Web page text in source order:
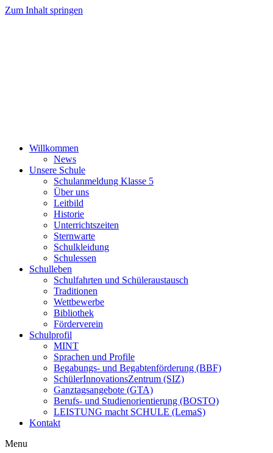
Zum Inhalt springen
Willkommen
News
Unsere Schule
Schulanmeldung Klasse 5
Über uns
Leitbild
Historie
Unterrichtszeiten
Sternwarte
Schulkleidung
Schulessen
Schulleben
Schulfahrten und Schüleraustausch
Traditionen
Wettbewerbe
Bibliothek
Förderverein
Schulprofil
MINT
Sprachen und Profile
Begabungs- und Begabtenförderung (BBF)
SchülerInnovationsZentrum (SIZ)​
Ganztagsangebote (GTA)
Berufs- und Studienorientierung (BOSTO)
LEISTUNG macht SCHULE (LemaS)
Kontakt
Menu